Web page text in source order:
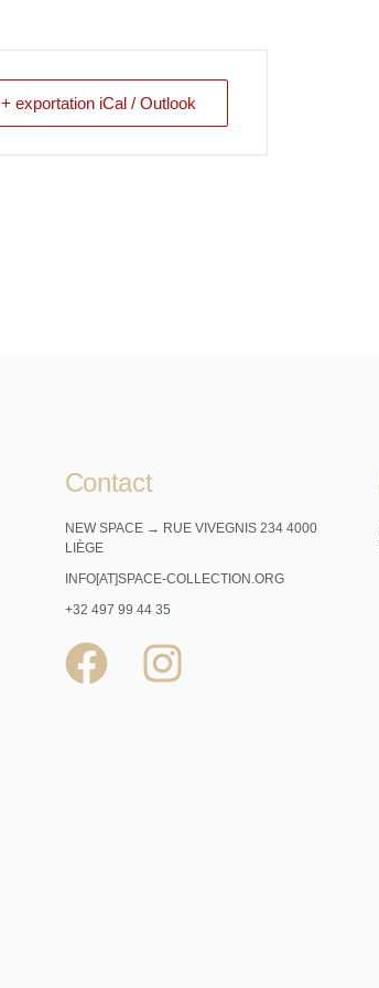
+ exportation iCal / Outlook
Contact
NEW SPACE → RUE VIVEGNIS 234 4000
LIÈGE
INFO[AT]SPACE-COLLECTION.ORG
+32 497 99 44 35